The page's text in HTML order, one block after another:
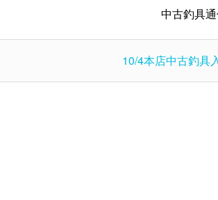
中古釣具
10/4本店中古釣具